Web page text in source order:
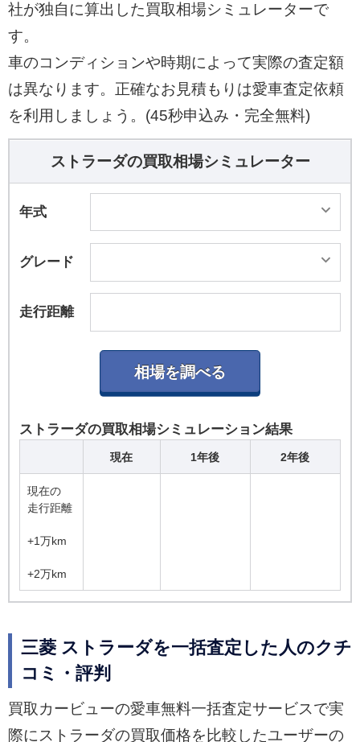
社が独自に算出した買取相場シミュレーターで
す。
車のコンディションや時期によって実際の査定額
は異なります。正確なお見積もりは愛車査定依頼
を利用しましょう。(45秒申込み・完全無料)
ストラーダの買取相場シミュレーター
年式
グレード
走行距離
ストラーダの買取相場シミュレーション結果
現在 1年後 2年後
現在の
走行距離
+1万km
+2万km
三菱 ストラーダを一括査定した人のクチ
コミ・評判
買取カービューの愛車無料一括査定サービスで実
際にストラーダの買取価格を比較したユーザーの